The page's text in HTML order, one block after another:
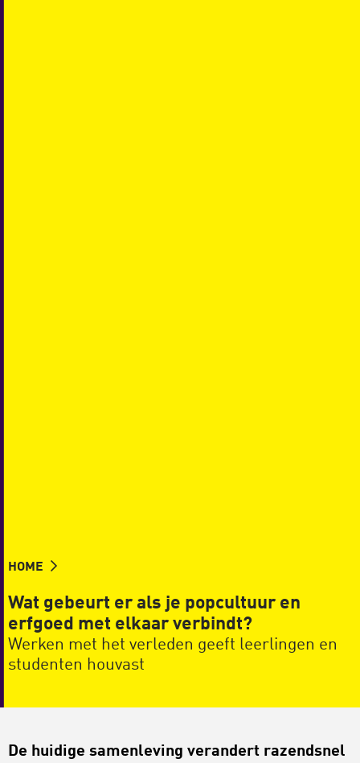
HOME
Wat gebeurt er als je popcultuur en
erfgoed met elkaar verbindt?
Werken met het verleden geeft leerlingen en
studenten houvast
De huidige samenleving verandert razendsnel